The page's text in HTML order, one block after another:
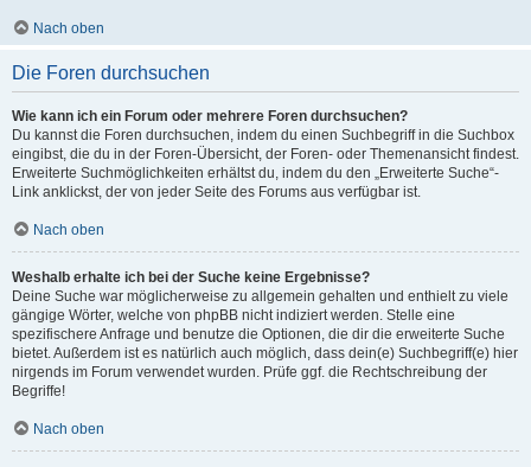
Nach oben
Die Foren durchsuchen
Wie kann ich ein Forum oder mehrere Foren durchsuchen?
Du kannst die Foren durchsuchen, indem du einen Suchbegriff in die Suchbox
eingibst, die du in der Foren-Übersicht, der Foren- oder Themenansicht findest.
Erweiterte Suchmöglichkeiten erhältst du, indem du den „Erweiterte Suche“-
Link anklickst, der von jeder Seite des Forums aus verfügbar ist.
Nach oben
Weshalb erhalte ich bei der Suche keine Ergebnisse?
Deine Suche war möglicherweise zu allgemein gehalten und enthielt zu viele
gängige Wörter, welche von phpBB nicht indiziert werden. Stelle eine
spezifischere Anfrage und benutze die Optionen, die dir die erweiterte Suche
bietet. Außerdem ist es natürlich auch möglich, dass dein(e) Suchbegriff(e) hier
nirgends im Forum verwendet wurden. Prüfe ggf. die Rechtschreibung der
Begriffe!
Nach oben